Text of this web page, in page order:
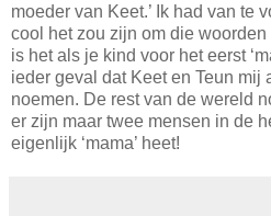
moeder van Keet.’ Ik had van te
cool het zou zijn om die
is het als je kind voor het eerst
ieder geval dat Keet en Teun mij
noemen. De rest van de wereld
er zijn maar twee mensen in de
eigenlijk ‘mama’ heet!